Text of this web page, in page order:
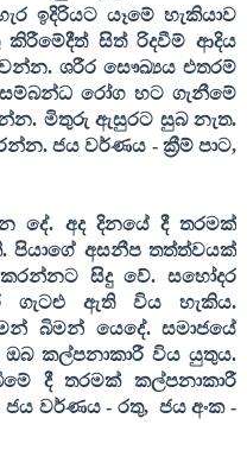
ඉදිරියට යෑමේ හැකියාව
සිත් රිදවීම් ආදිය
ශරීර සෞඛ්‍යය එතරම්
රෝග හට ගැනීමේ
මිතුරු ඇසුරට සුබ නැත.
. ජය වර්ණය - ක්‍රීම් පාට,
දේ. අද දිනයේ දී තරමක්
පියාගේ අසනීප තත්ත්වයක්
සිදු වේ. සහෝදර
ගැටළු ඇති විය හැකිය.
බිමන් යෙදේ. සමාජයේ
කල්පනාකාරී විය යුතුය.
දී තරමක් කල්පනාකාරී
ජය වර්ණය - රතු, ජය අංක -